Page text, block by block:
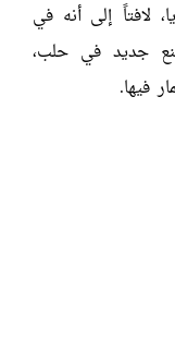
لافتاً إلى أنه في
تم إنشاء نحو 1400 مصنع جديد في حلب،
فيها.